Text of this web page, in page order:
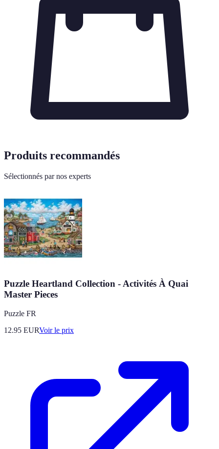
Produits recommandés
Sélectionnés par nos experts
Puzzle Heartland Collection - Activités À Quai
Master Pieces
Puzzle FR
12.95 EURVoir le prix